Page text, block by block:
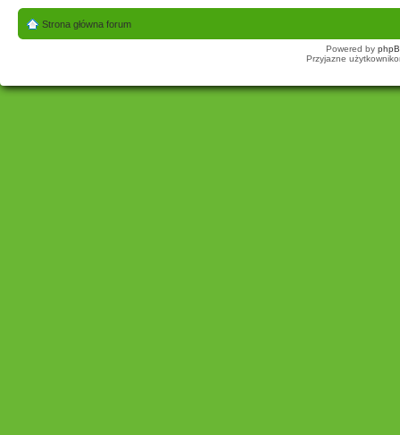
Strona główna forum
Powered by
Przyjazne